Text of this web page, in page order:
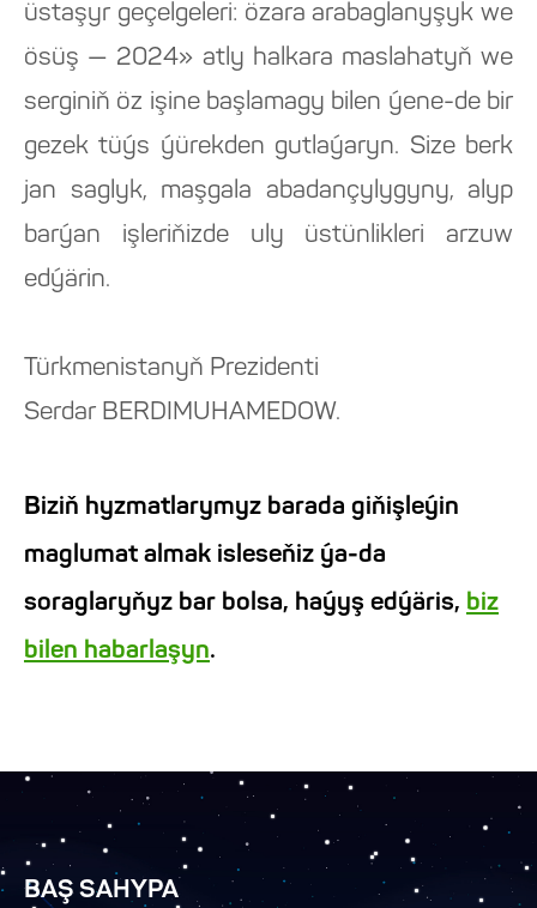
üstaşyr geçelgeleri: özara arabaglanyşyk we
ösüş — 2024» atly halkara maslahatyň we
serginiň öz işine başlamagy bilen ýene-de bir
gezek tüýs ýürekden gutlaýaryn. Size berk
jan saglyk, maşgala abadançylygyny, alyp
barýan işleriňizde uly üstünlikleri arzuw
edýärin.
Türkmenistanyň Prezidenti
Serdar BERDIMUHAMEDOW.
Biziň hyzmatlarymyz barada giňişleýin
maglumat almak isleseňiz ýa-da
soraglaryňyz bar bolsa, haýyş edýäris, biz
bilen habarlaşyn.
BAŞ SAHYPA